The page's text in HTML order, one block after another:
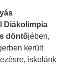
Diákolimpia
döntőjében,
került
iskolánk